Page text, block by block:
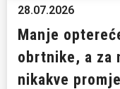
28.07.2026
Manje
obrtnike, a za
nikakve